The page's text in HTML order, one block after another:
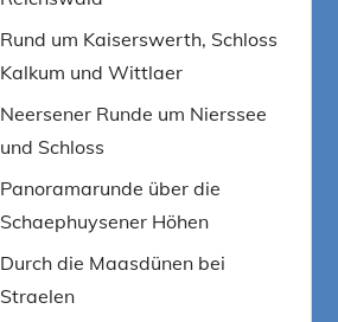
Rund um Kaiserswerth, Schloss
Kalkum und Wittlaer
Neersener Runde um Nierssee
und Schloss
Panoramarunde über die
Schaephuysener Höhen
Durch die Maasdünen bei
Straelen